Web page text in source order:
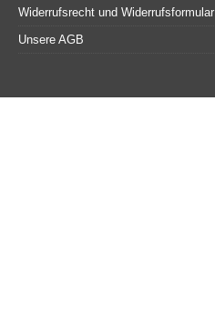
Widerrufsrecht und Widerrufsformular
Unsere AGB